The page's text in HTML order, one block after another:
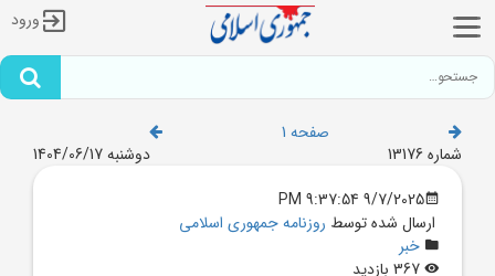
ورود
صفحه 1
شماره 13176
دوشنبه 1404/06/17
9/7/2025 9:37:54 PM
ارسال شده توسط روزنامه جمهوری اسلامی
خبر